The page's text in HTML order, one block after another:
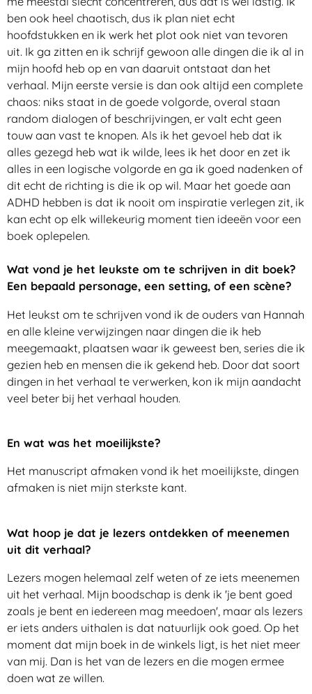
ben ook heel chaotisch, dus ik plan niet echt
hoofdstukken en ik werk het plot ook niet van tevoren
uit. Ik ga zitten en ik schrijf gewoon alle dingen die ik al in
mijn hoofd heb op en van daaruit ontstaat dan het
verhaal. Mijn eerste versie is dan ook altijd een complete
chaos: niks staat in de goede volgorde, overal staan
random dialogen of beschrijvingen, er valt echt geen
touw aan vast te knopen. Als ik het gevoel heb dat ik
alles gezegd heb wat ik wilde, lees ik het door en zet ik
alles in een logische volgorde en ga ik goed nadenken of
dit echt de richting is die ik op wil. Maar het goede aan
ADHD hebben is dat ik nooit om inspiratie verlegen zit, ik
kan echt op elk willekeurig moment tien ideeën voor een
boek oplepelen.
Wat vond je het leukste om te schrijven in dit boek?
Een bepaald personage, een setting, of een scène?
Het leukst om te schrijven vond ik de ouders van Hannah
en alle kleine verwijzingen naar dingen die ik heb
meegemaakt, plaatsen waar ik geweest ben, series die ik
gezien heb en mensen die ik gekend heb. Door dat soort
dingen in het verhaal te verwerken, kon ik mijn aandacht
veel beter bij het verhaal houden.
En wat was het moeilijkste?
Het manuscript afmaken vond ik het moeilijkste, dingen
afmaken is niet mijn sterkste kant.
Wat hoop je dat je lezers ontdekken of meenemen
uit dit verhaal?
Lezers mogen helemaal zelf weten of ze iets meenemen
uit het verhaal. Mijn boodschap is denk ik 'je bent goed
zoals je bent en iedereen mag meedoen', maar als lezers
er iets anders uithalen is dat natuurlijk ook goed. Op het
moment dat mijn boek in de winkels ligt, is het niet meer
van mij. Dan is het van de lezers en die mogen ermee
doen wat ze willen.